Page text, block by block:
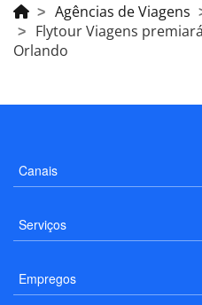
Agências de Viagens
Flytour Viagens
Orlando
Canais
Serviços
Empregos